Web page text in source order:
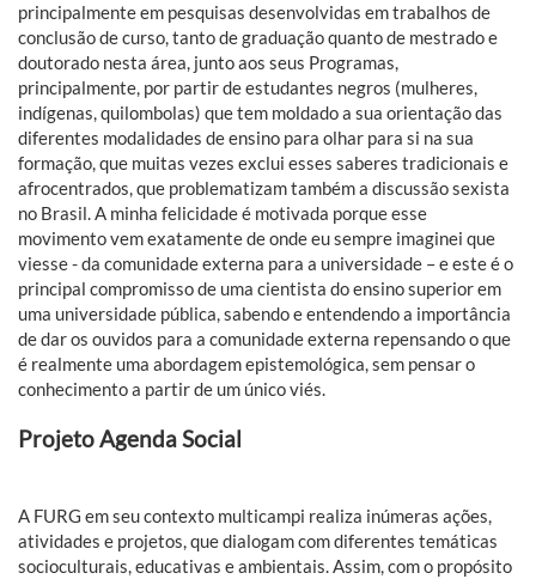
principalmente em pesquisas desenvolvidas em trabalhos de
conclusão de curso, tanto de graduação quanto de mestrado e
doutorado nesta área, junto aos seus Programas,
principalmente, por partir de estudantes negros (mulheres,
indígenas, quilombolas) que tem moldado a sua orientação das
diferentes modalidades de ensino para olhar para si na sua
formação, que muitas vezes exclui esses saberes tradicionais e
afrocentrados, que problematizam também a discussão sexista
no Brasil. A minha felicidade é motivada porque esse
movimento vem exatamente de onde eu sempre imaginei que
viesse - da comunidade externa para a universidade – e este é o
principal compromisso de uma cientista do ensino superior em
uma universidade pública, sabendo e entendendo a importância
de dar os ouvidos para a comunidade externa repensando o que
é realmente uma abordagem epistemológica, sem pensar o
conhecimento a partir de um único viés.
Projeto Agenda Social
A FURG em seu contexto multicampi realiza inúmeras ações,
atividades e projetos, que dialogam com diferentes temáticas
socioculturais, educativas e ambientais. Assim, com o propósito